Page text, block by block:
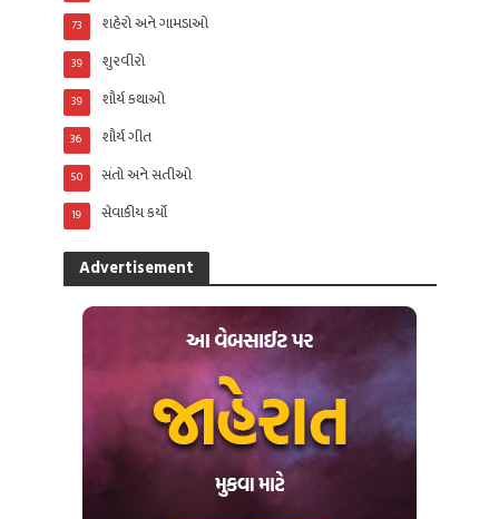
શહેરો અને ગામડાઓ
73
શુરવીરો
39
શૌર્ય કથાઓ
39
શૌર્ય ગીત
36
સંતો અને સતીઓ
50
સેવાકીય કર્યો
19
Advertisement